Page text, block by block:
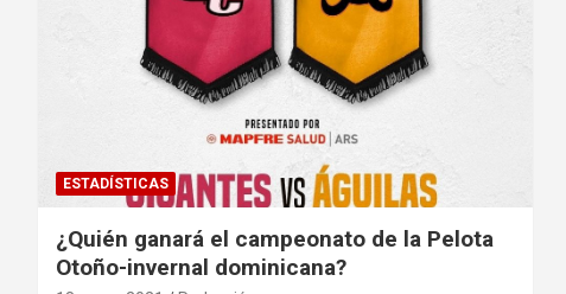
ESTADÍSTICAS
¿Quién ganará el campeonato de la Pelota
Otoño-invernal dominicana?